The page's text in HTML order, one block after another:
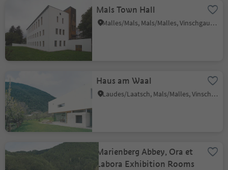
Mals Town Hall
Malles/Mals, Mals/Malles, Vinschgau/Val Venosta
Haus am Waal
Laudes/Laatsch, Mals/Malles, Vinschgau/Val Venosta
Marienberg Abbey, Ora et
Labora Exhibition Rooms